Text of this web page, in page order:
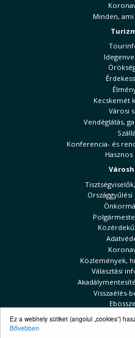
Ez a webhely sütiket (angolul „cookies”)
Bővebben
Minden,
Kecskemét
Városi
Vendéglátás,
Konferencia- és
Közlemények,
Választási
Visszaélés-